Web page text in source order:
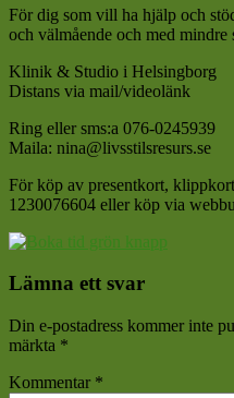
För dig som vill ha hjälp och
och välmående och med mindre
Klinik & Studio i Helsingborg
Distans via mail/videolänk
Ring eller sms:a 076-0245939
Maila: nina@livsstilsresurs.se
För köp av presentkort,
1230076604 eller köp via
Läsarkommentarer
Lämna ett svar
Din e-postadress kommer inte
märkta *
Kommentar *